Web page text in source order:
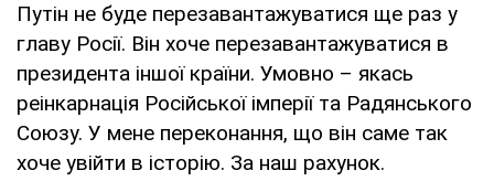
Путін не буде перезавантажуватися ще раз у
главу Росії. Він хоче перезавантажуватися в
президента іншої країни. Умовно – якась
реінкарнація Російської імперії та Радянського
Союзу. У мене переконання, що він саме так
хоче увійти в історію. За наш рахунок.